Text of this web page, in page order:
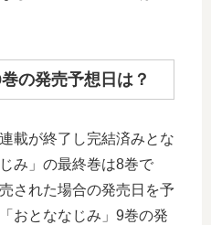
の発売予想日は？
載が終了し完結済みとな
み」の最終巻は8巻で
された場合の発売日を予
おとななじみ」9巻の発